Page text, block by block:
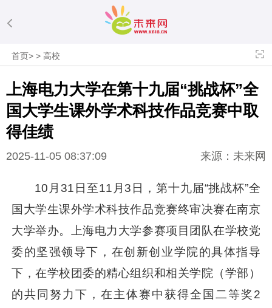
首页>>高校
上海电力大学在第十九届“挑战杯”全
国大学生课外学术科技作品竞赛中取
得佳绩
2025-11-05 08:37:09 来源：未来网
10月31日至11月3日，第十九届“挑战杯”全
国大学生课外学术科技作品竞赛终审决赛在南京
大学举办。上海电力大学参赛项目团队在学校党
委的坚强领导下，在创新创业学院的具体指导
下，在学校团委的精心组织和相关学院（学部）
的共同努力下，在主体赛中获得全国二等奖2